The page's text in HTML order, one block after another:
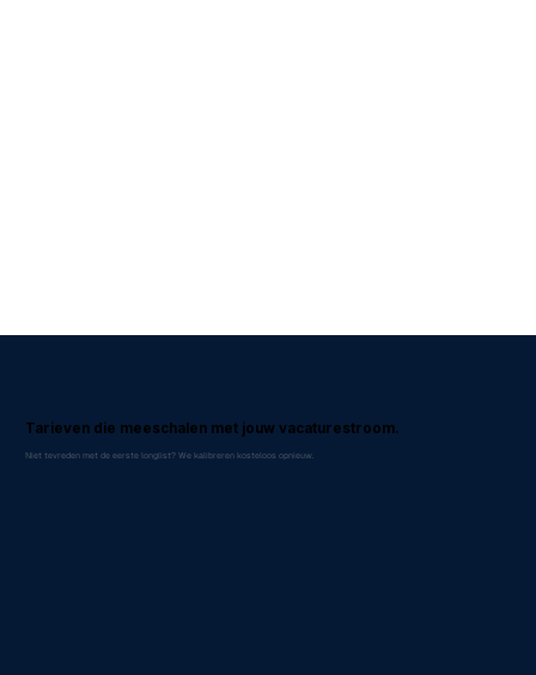
Tarieven die meeschalen met jouw vacaturestroom.
Niet tevreden met de eerste longlist? We kalibreren kosteloos opnieuw.